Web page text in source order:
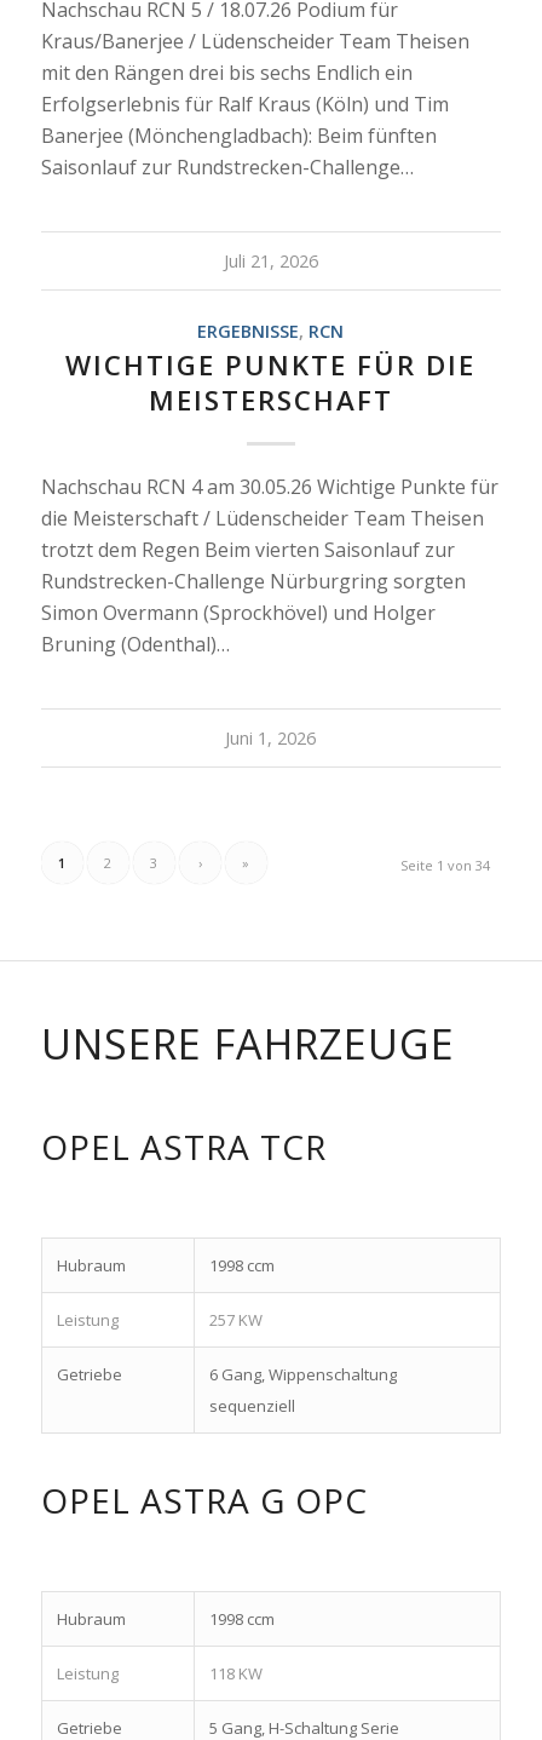
Nachschau RCN 5 / 18.07.26 Podium für
Kraus/Banerjee / Lüdenscheider Team Theisen
mit den Rängen drei bis sechs Endlich ein
Erfolgserlebnis für Ralf Kraus (Köln) und Tim
Banerjee (Mönchengladbach): Beim fünften
Saisonlauf zur Rundstrecken-Challenge…
Juli 21, 2026
ERGEBNISSE, RCN
WICHTIGE PUNKTE FÜR DIE
MEISTERSCHAFT
Nachschau RCN 4 am 30.05.26 Wichtige Punkte für
die Meisterschaft / Lüdenscheider Team Theisen
trotzt dem Regen Beim vierten Saisonlauf zur
Rundstrecken-Challenge Nürburgring sorgten
Simon Overmann (Sprockhövel) und Holger
Bruning (Odenthal)…
Juni 1, 2026
Seite 1 von 34
1 2 3 › »
UNSERE FAHRZEUGE
Motorsport-Software
OPEL ASTRA TCR
Hubraum 1998 ccm
Leistung 257 KW
Getriebe
6 Gang, Wippenschaltung
sequenziell
OPEL ASTRA G OPC
Hubraum 1998 ccm
Leistung 118 KW
Getriebe 5 Gang, H-Schaltung Serie